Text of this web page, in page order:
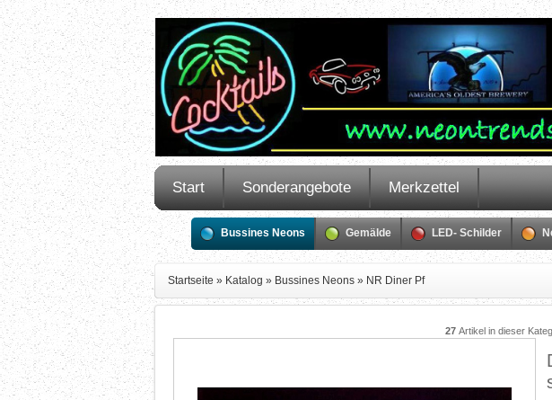
Start Sonderangebote Merkzettel
Bussines Neons Gemälde LED- Schilder
Startseite » Katalog » Bussines Neons » NR Diner Pf
27Artikel in dieser